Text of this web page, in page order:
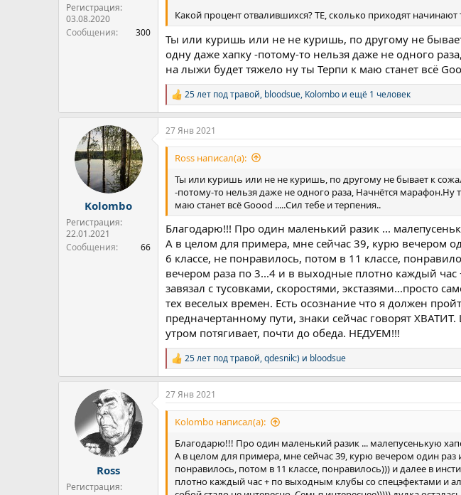
Регистрация:
03.08.2020
Сообщения
300
Какой процент отвалившихся? ТЕ, сколько приходят
Ты или куришь или не не куришь, по другому не
одну даже хапку -потому-то нельзя даже не одного
на лыжи будет тяжело ну ты Терпи к маю станет всё
Р
е
а
к
ц
и
25 лет под травой, bloodsue, Kolombo и ещё 1 человек
Kolombo
Регистрация:
22.01.2021
Сообщения
66
27 Янв 2021
Ross написал(а):
Ты или куришь или не не куришь, по другому не бывает к
-потому-то нельзя даже не одного раза, Начнётся
маю станет всё Goood .....Сил тебе и терпения..
Благодарю!!! Про один маленький разик ...
А в целом для примера, мне сейчас 39, курю вечером
6 классе, не понравилось, потом в 11 классе,
вечером раза по 3...4 и в выходные плотно каждый
завязал с тусовками, скоростями, экстазями...просто
тех веселых времен. Есть осознание что я должен
предначертанному пути, знаки сейчас говорят
утром потягивает, почти до обеда. НЕДУЕМ!!!
Р
е
а
к
ц
и
25 лет под травой,qdesnik:) и bloodsue
Ross
Регистрация:
27 Янв 2021
Kolombo написал(а):
Благодарю!!! Про один маленький разик ... малепусенькую
А в целом для примера, мне сейчас 39, курю вечером один раз
понравилось, потом в 11 классе, понравилось))) и далее в
плотно каждый час + по выходным клубы со спецэфектами и